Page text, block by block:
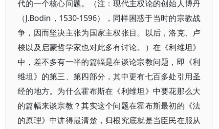
代的一个核心问题。（注：现代主权论的创始人博丹
（J.Bodin，1530-1596），同样困惑于当时的宗教战
争，因而坚决主张为国家主权张目。以后，洛克、卢
梭以及启蒙哲学家也对此多有讨论。）在《利维坦》
中，差不多有一半的篇幅是在谈论宗教问题，即《利
维坦》的第三、第四部分，其中更有七百多处引用圣
经的地方。为什么霍布斯在《利维坦》中要花那么大
的篇幅来谈宗教？其实这个问题在霍布斯最初的《法
的原理》中讲得最清楚，归根究底就是当臣民在服从